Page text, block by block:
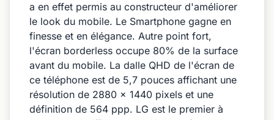
a en effet permis au constructeur d'améliorer
le look du mobile. Le Smartphone gagne en
finesse et en élégance. Autre point fort,
l'écran borderless occupe 80% de la surface
avant du mobile. La dalle QHD de l'écran de
ce téléphone est de 5,7 pouces affichant une
résolution de 2880 x 1440 pixels et une
définition de 564 ppp. LG est le premier à